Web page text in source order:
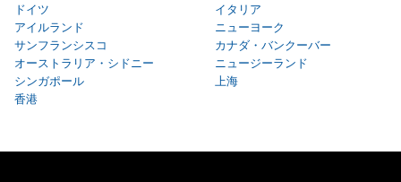
ドイツ
イタリア
アイルランド
ニューヨーク
サンフランシスコ
カナダ・バンクーバー
オーストラリア・シドニー
ニュージーランド
シンガポール
上海
香港